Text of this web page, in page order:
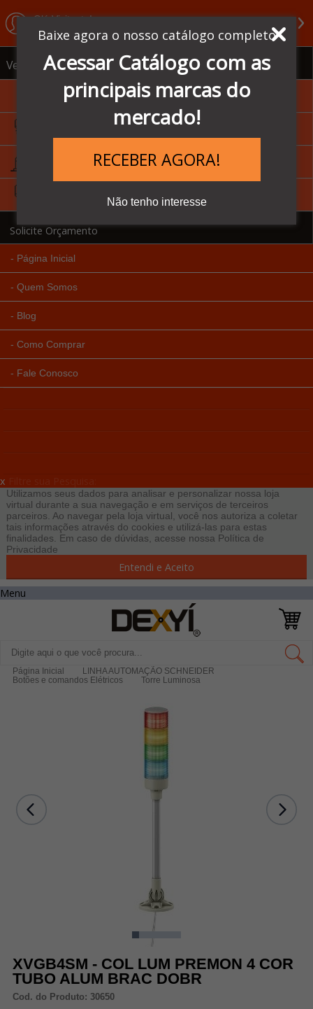
Baixe agora o nosso catálogo completo
Acessar Catálogo com as
principais marcas do
mercado!
RECEBER AGORA!
Não tenho interesse
Olá Visitante!
Ver todas as categorias
Sensores Balluff
Inversores de Frequência
CLP's - Controlador Lógico
Solicite Orçamento
Página Inicial
Quem Somos
Blog
Como Comprar
Fale Conosco
x
Utilizamos seus dados para analisar e personalizar nossa loja
virtual durante a sua navegação e em serviços de terceiros
parceiros. Ao navegar pela loja virtual, você nos autoriza a coletar
tais informações através do cookies e utilizá-las para estas
finalidades. Em caso de dúvidas, acesse nossa Política de
Privacidade
Entendi e Aceito
Menu
Página Inicial
LINHA AUTOMAÇÃO SCHNEIDER
Botões e comandos Elétricos
Torre Luminosa
XVGB4SM - COL LUM PREMON 4 COR
TUBO ALUM BRAC DOBR
Cod. do Produto: 30650